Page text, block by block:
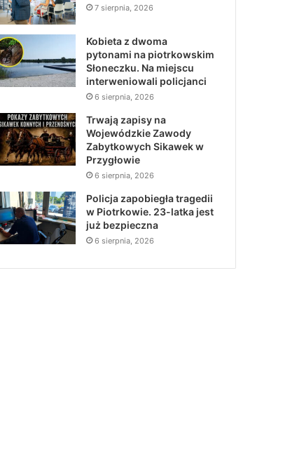
7 sierpnia, 2026
Kobieta z dwoma
pytonami na piotrkowskim
Słoneczku. Na miejscu
interweniowali policjanci
6 sierpnia, 2026
Trwają zapisy na
Wojewódzkie Zawody
Zabytkowych Sikawek w
Przygłowie
6 sierpnia, 2026
Policja zapobiegła tragedii
w Piotrkowie. 23-latka jest
już bezpieczna
6 sierpnia, 2026